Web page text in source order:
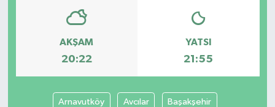
AKŞAM
20:22
YATSI
21:55
Arnavutköy Avcılar Başakşehir